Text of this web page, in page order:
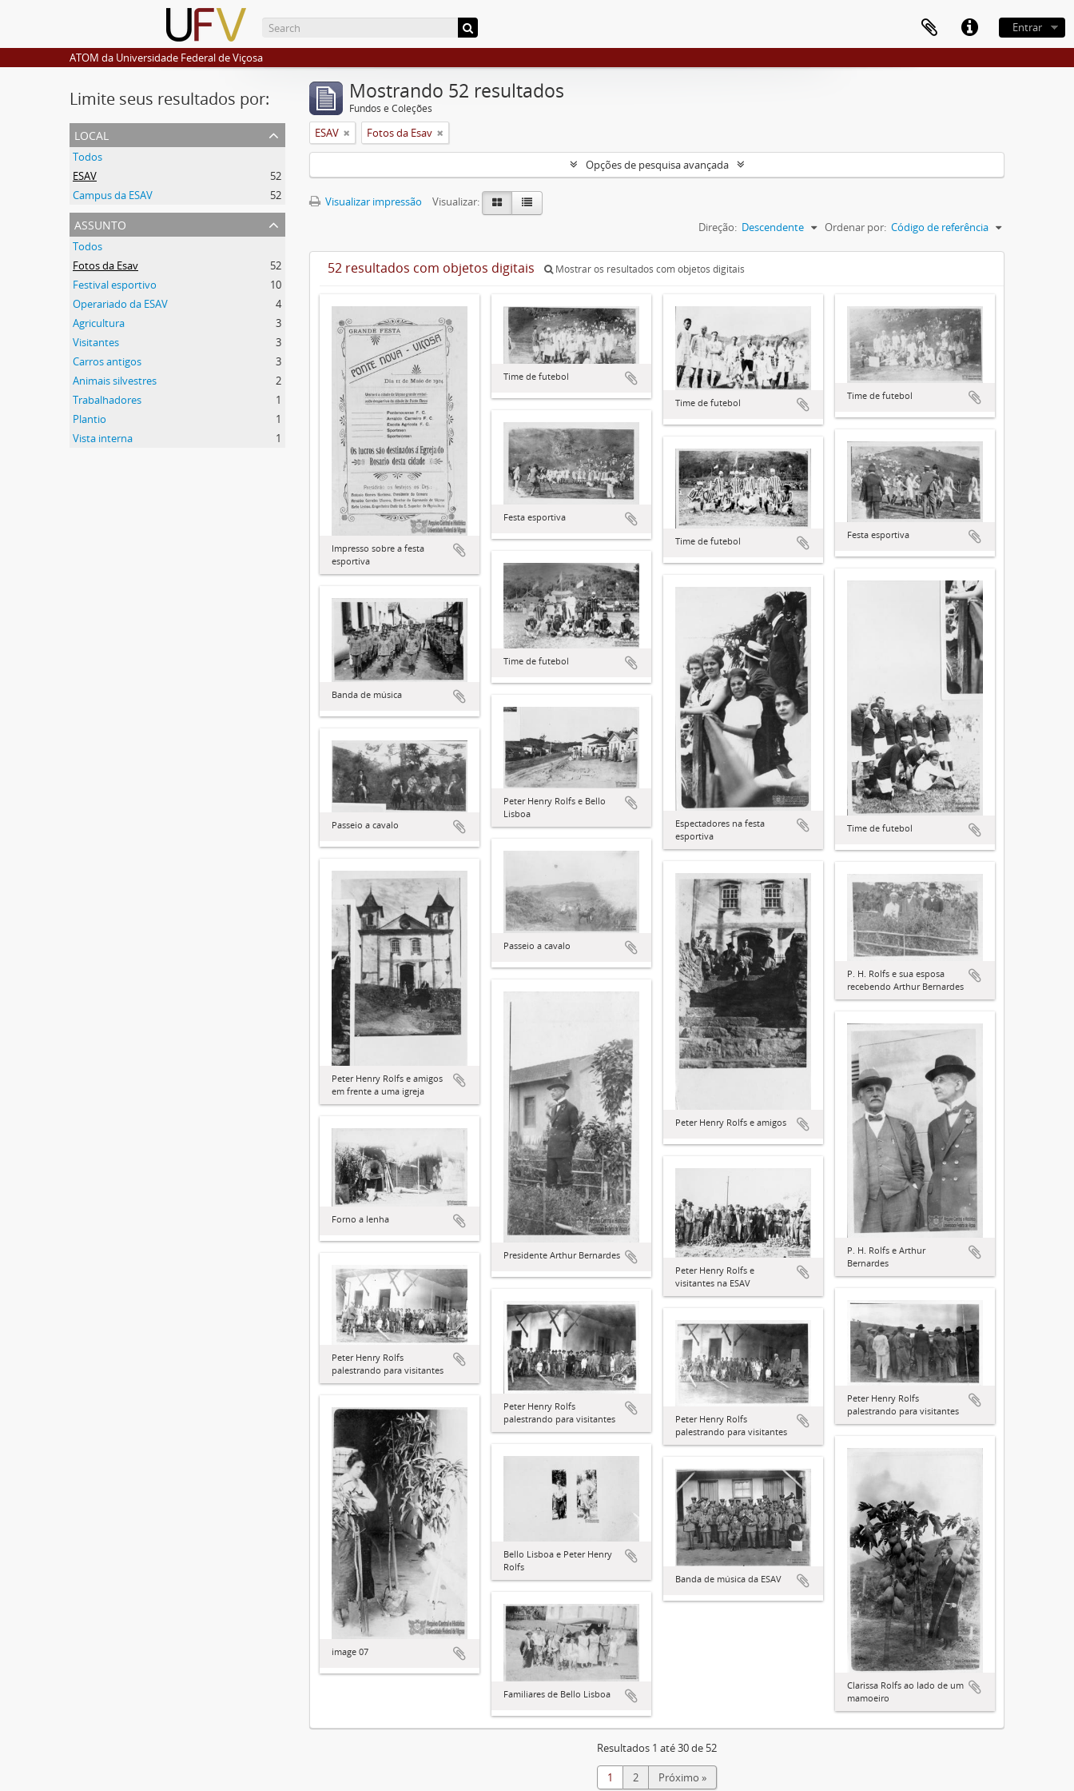
Entrar
ATOM da Universidade Federal de Viçosa
Limite seus resultados por:
local
Todos
ESAV
52
Campus da ESAV
52
assunto
Todos
Fotos da Esav
52
Festival esportivo
10
Operariado da ESAV
4
Agricultura
3
Visitantes
3
Carros antigos
3
Animais silvestres
2
Trabalhadores
1
Plantio
1
Vista interna
1
Mostrando 52 resultados
Fundos e Coleções
ESAV Fotos da Esav
Opções de pesquisa avançada
Visualizar impressão
Visualizar:
Ordenar por: Código de referência
Direção: Descendente
52 resultados com objetos digitais Mostrar os resultados com objetos digitais
Impresso sobre a festa
esportiva
Time de futebol
Time de futebol
Time de futebol
Festa esportiva
Festa esportiva
Time de futebol
Time de futebol
Time de futebol
Espectadores na festa
esportiva
Banda de música
Peter Henry Rolfs e Bello
Lisboa
Passeio a cavalo
Passeio a cavalo
Peter Henry Rolfs e amigos
em frente a uma igreja
Peter Henry Rolfs e amigos
P. H. Rolfs e sua esposa
recebendo Arthur Bernardes
Presidente Arthur Bernardes
P. H. Rolfs e Arthur
Bernardes
Forno a lenha
Peter Henry Rolfs e
visitantes na ESAV
Peter Henry Rolfs
palestrando para visitantes
Peter Henry Rolfs
palestrando para visitantes
Peter Henry Rolfs
palestrando para visitantes
Peter Henry Rolfs
palestrando para visitantes
image 07
Clarissa Rolfs ao lado de um
mamoeiro
Bello Lisboa e Peter Henry
Rolfs
Banda de música da ESAV
Familiares de Bello Lisboa
Resultados 1 até 30 de 52
1 2 Próximo »